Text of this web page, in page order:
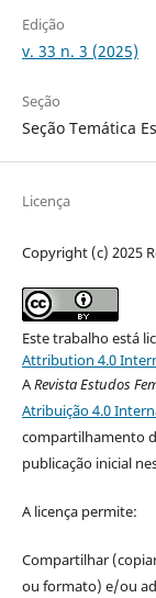
Edição
v. 33 n. 3 (2025)
Seção
Seção Temática
Licença
Copyright (c) 2025
Este trabalho está
Attribution 4.0
ARevista Estudos
Atribuição 4.0
compartilhamento
publicação inicial
A licença permite:
Compartilhar
ou formato) e/ou